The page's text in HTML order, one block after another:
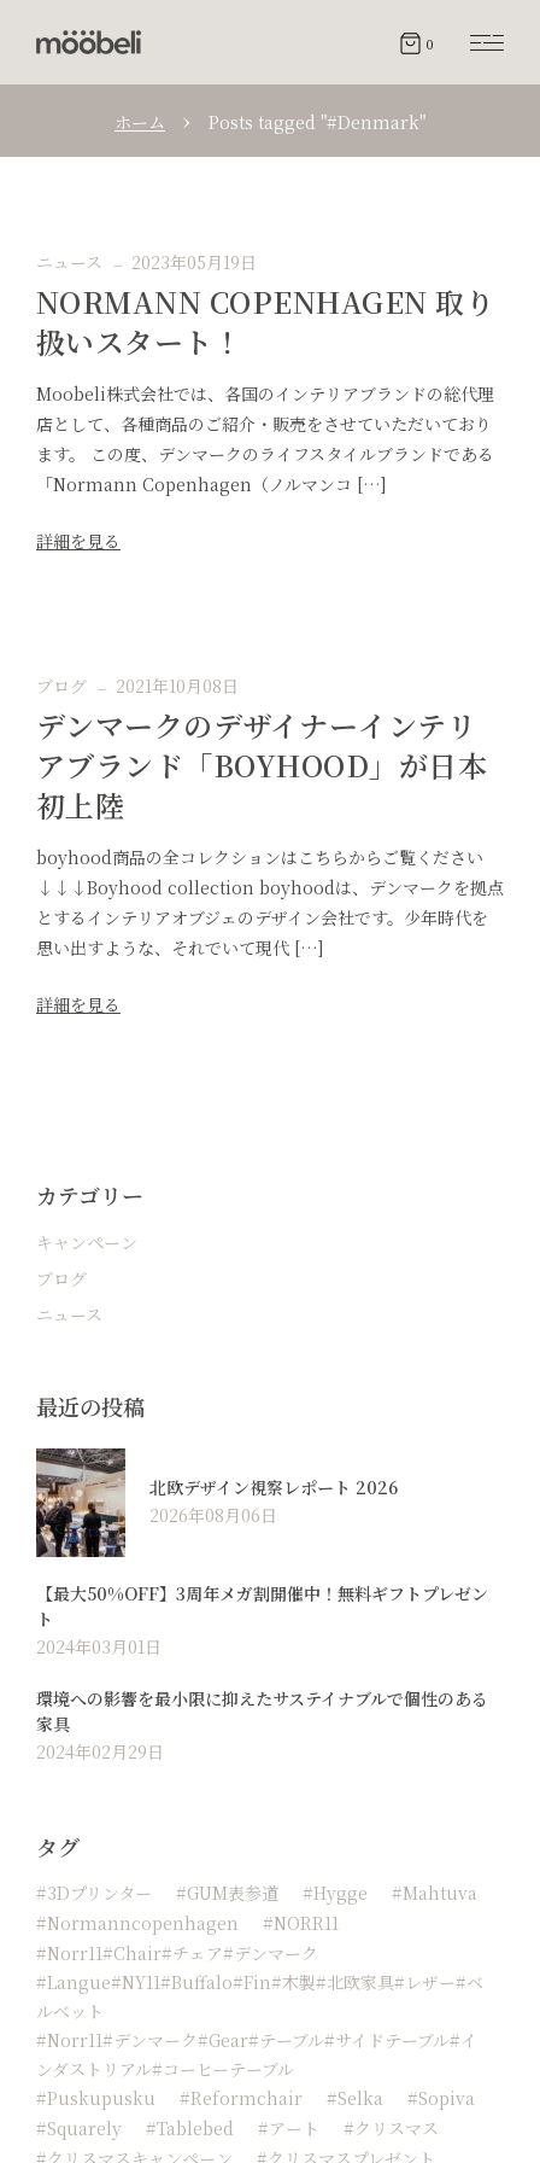
0
ホーム Posts tagged "#Denmark"
ニュース 2023年05月19日
NORMANN COPENHAGEN 取り
扱いスタート！
Moobeli株式会社では、各国のインテリアブランドの総代理
店として、各種商品のご紹介・販売をさせていただいており
ます。 この度、デンマークのライフスタイルブランドである
「Normann Copenhagen（ノルマンコ […]
詳細を見る
ブログ 2021年10月08日
デンマークのデザイナーインテリ
アブランド「BOYHOOD」が日本
初上陸
boyhood商品の全コレクションはこちらからご覧ください
↓↓↓Boyhood collection boyhoodは、デンマークを拠点
とするインテリアオブジェのデザイン会社です。少年時代を
思い出すような、それでいて現代 […]
詳細を見る
カテゴリー
キャンペーン
ブログ
ニュース
最近の投稿
北欧デザイン視察レポート 2026
2026年08月06日
【最大50%OFF】3周年メガ割開催中！無料ギフトプレゼン
ト
2024年03月01日
環境への影響を最小限に抑えたサステイナブルで個性のある
家具
2024年02月29日
タグ
#3Dプリンター #GUM表参道 #hygge
#Mahtuva
#normanncopenhagen
#NORR11
#Norr11#chair#チェア#デンマーク
#langue#NY11#buffalo#fin#木製#北欧家具#レザー#ベ
ルベット
#norr11#デンマーク#Gear#テーブル#サイドテーブル#イ
ンダストリアル#コーヒーテーブル
#Puskupusku
#reformchair #Selka
#sopiva
#squarely
#tablebed #アート
#クリスマス
#クリスマスキャンペーン
#クリスマスプレゼント